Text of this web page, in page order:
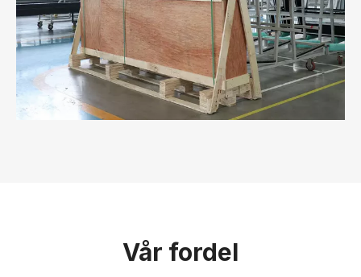
Vår fordel